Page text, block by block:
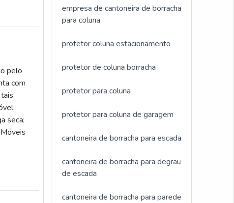
pelo
com
seca;
empresa de cantoneira de borracha
para coluna
protetor coluna estacionamento
protetor de coluna borracha
protetor para coluna
protetor para coluna de garagem
cantoneira de borracha para escada
cantoneira de borracha para degrau
de escada
cantoneira de borracha para parede